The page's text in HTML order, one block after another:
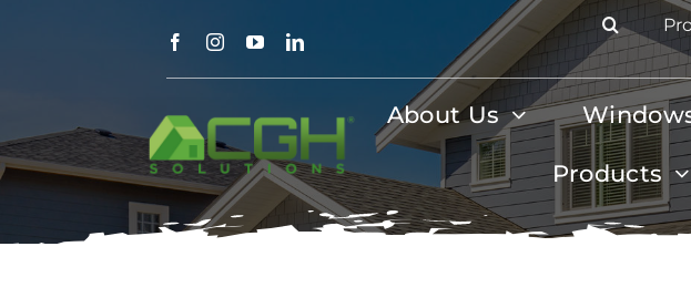
About Us
Products